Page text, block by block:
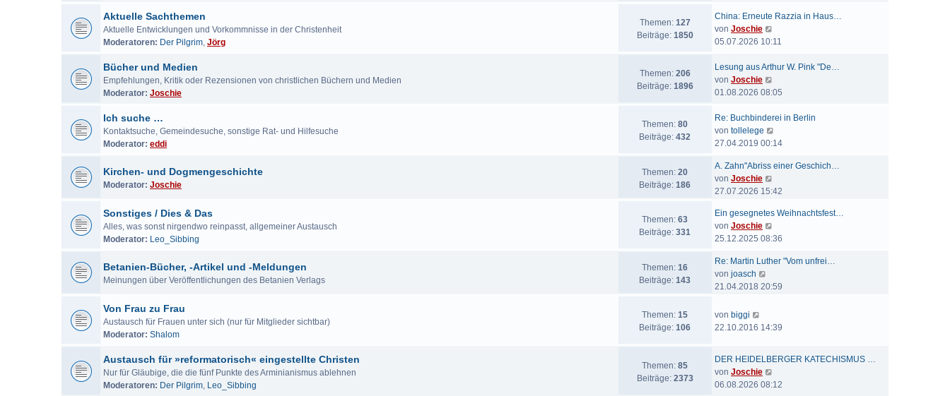
r
B
e
t
r
a
e
t
r
e
t
r
a
Aktuelle Sachthemen
Aktuelle Entwicklungen und Vorkommnisse in der Christenheit
Moderatoren: Der Pilgrim, Jörg
Themen: 127
Beiträge: 1850
China: Erneute Razzia in Haus…
von Joschie
e
e
t
r
B
e
t
a
05.07.2026 10:11
Bücher und Medien
Empfehlungen, Kritik oder Rezensionen von christlichen Büchern und Medien
Moderator: Joschie
Themen: 206
Beiträge: 1896
Lesung aus Arthur W. Pink "De…
von Joschie
e
e
s
t
r
e
t
a
g
01.08.2026 08:05
Ich suche …
Kontaktsuche, Gemeindesuche, sonstige Rat- und Hilfesuche
Moderator: eddi
Themen: 80
Beiträge: 432
Re: Buchbinderei in Berlin
von tollelege
e
e
t
e
i
r
27.04.2019 00:14
Kirchen- und Dogmengeschichte
Moderator: Joschie
Themen: 20
Beiträge: 186
A. Zahn"Abriss einer Geschich…
von Joschie
e
e
t
r
e
r
g
27.07.2026 15:42
Sonstiges / Dies & Das
Alles, was sonst nirgendwo reinpasst, allgemeiner Austausch
Moderator: Leo_Sibbing
Themen: 63
Beiträge: 331
Ein gesegnetes Weihnachtsfest…
von Joschie
e
e
t
B
t
a
25.12.2025 08:36
Betanien-Bücher, -Artikel und -Meldungen
Meinungen über Veröffentlichungen des Betanien Verlags
Themen: 16
Beiträge: 143
Re: Martin Luther "Vom unfrei…
von joasch
e
s
r
B
e
21.04.2018 20:59
Von Frau zu Frau
Austausch für Frauen unter sich (nur für Mitglieder sichtbar)
Moderator: Shalom
Themen: 15
Beiträge: 106
von biggi
e
s
t
e
22.10.2016 14:39
Austausch für »reformatorisch« eingestellte Christen
Nur für Gläubige, die die fünf Punkte des Arminianismus ablehnen
Moderatoren: Der Pilgrim, Leo_Sibbing
Themen: 85
Beiträge: 2373
DER HEIDELBERGER KATECHISMUS …
von Joschie
e
06.08.2026 08:12